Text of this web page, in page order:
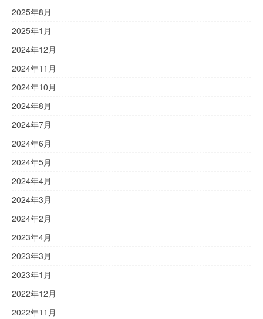
2025年8月
2025年1月
2024年12月
2024年11月
2024年10月
2024年8月
2024年7月
2024年6月
2024年5月
2024年4月
2024年3月
2024年2月
2023年4月
2023年3月
2023年1月
2022年12月
2022年11月